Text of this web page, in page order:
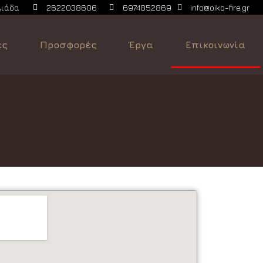
2622038606 6974852869 info@oiko-fire.gr
Προσφορές Έργα Επικοινωνία